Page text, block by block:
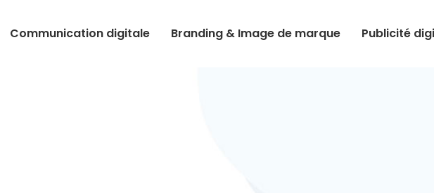
Communication digitale Branding & Image de marque Publicité